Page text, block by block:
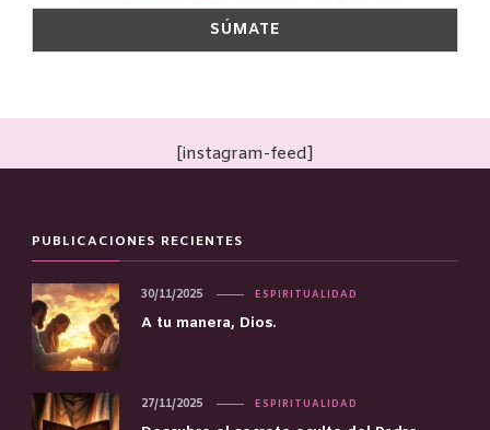
[instagram-feed]
PUBLICACIONES RECIENTES
ESPIRITUALIDAD
A tu manera, Dios.
30/11/2025
ESPIRITUALIDAD
27/11/2025